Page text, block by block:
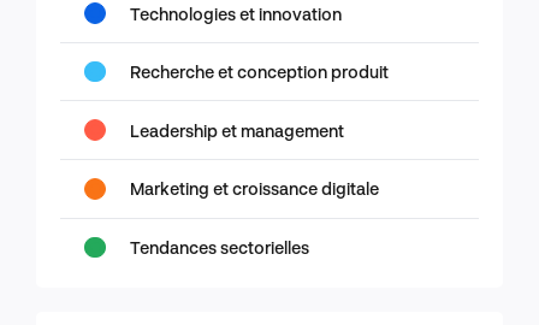
Technologies et innovation
Recherche et conception produit
Leadership et management
Marketing et croissance digitale
Tendances sectorielles